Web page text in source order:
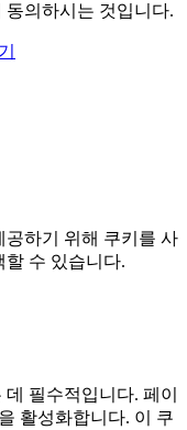
의하시는 것입니다.
공하기 위해 쿠키를 사
할 수 있습니다.
필수적입니다. 페이
활성화합니다. 이 쿠